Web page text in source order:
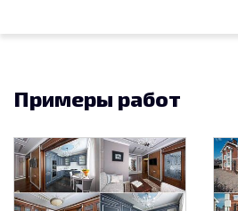
недвижимости.
помещений, съемка офисных и
Фотосъёмка
(индустриальная
предприятий,
Примеры работ